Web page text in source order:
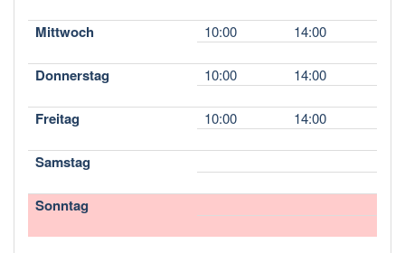
Mittwoch 10:00 14:00
Donnerstag 10:00 14:00
Freitag 10:00 14:00
Samstag
Sonntag